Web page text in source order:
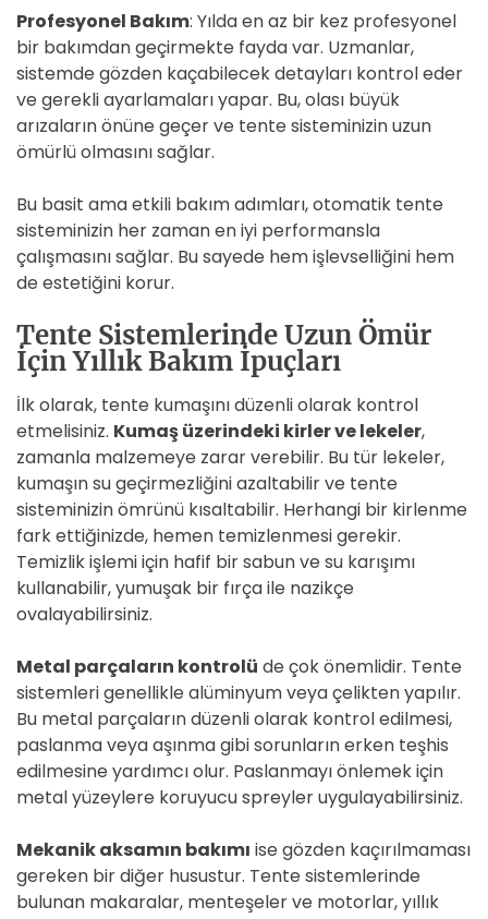
Profesyonel Bakım: Yılda en az bir kez profesyonel
bir bakımdan geçirmekte fayda var. Uzmanlar,
sistemde gözden kaçabilecek detayları kontrol eder
ve gerekli ayarlamaları yapar. Bu, olası büyük
arızaların önüne geçer ve tente sisteminizin uzun
ömürlü olmasını sağlar.
Bu basit ama etkili bakım adımları, otomatik tente
sisteminizin her zaman en iyi performansla
çalışmasını sağlar. Bu sayede hem işlevselliğini hem
de estetiğini korur.
Tente Sistemlerinde Uzun Ömür
İçin Yıllık Bakım İpuçları
İlk olarak, tente kumaşını düzenli olarak kontrol
etmelisiniz. Kumaş üzerindeki kirler ve lekeler,
zamanla malzemeye zarar verebilir. Bu tür lekeler,
kumaşın su geçirmezliğini azaltabilir ve tente
sisteminizin ömrünü kısaltabilir. Herhangi bir kirlenme
fark ettiğinizde, hemen temizlenmesi gerekir.
Temizlik işlemi için hafif bir sabun ve su karışımı
kullanabilir, yumuşak bir fırça ile nazikçe
ovalayabilirsiniz.
Metal parçaların kontrolü de çok önemlidir. Tente
sistemleri genellikle alüminyum veya çelikten yapılır.
Bu metal parçaların düzenli olarak kontrol edilmesi,
paslanma veya aşınma gibi sorunların erken teşhis
edilmesine yardımcı olur. Paslanmayı önlemek için
metal yüzeylere koruyucu spreyler uygulayabilirsiniz.
Mekanik aksamın bakımı ise gözden kaçırılmaması
gereken bir diğer husustur. Tente sistemlerinde
bulunan makaralar, menteşeler ve motorlar, yıllık